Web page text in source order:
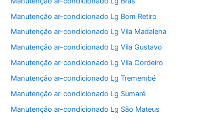
Manutenção ar-condicionado Lg Bom Retiro
Manutenção ar-condicionado Lg Vila Madalena
Manutenção ar-condicionado Lg Vila Gustavo
Manutenção ar-condicionado Lg Vila Cordeiro
Manutenção ar-condicionado Lg Tremembé
Manutenção ar-condicionado Lg Sumaré
Manutenção ar-condicionado Lg São Mateus